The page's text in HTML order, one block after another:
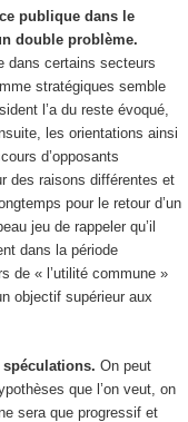
publique dans le
double problème.
dans certains secteurs
stratégiques semble
l’a du reste évoqué,
les orientations ainsi
d’opposants
des raisons différentes et
pour le retour d’un
jeu de rappeler qu’il
dans la période
de « l’utilité commune »
objectif supérieur aux
On peut
que l’on veut, on
sera que progressif et